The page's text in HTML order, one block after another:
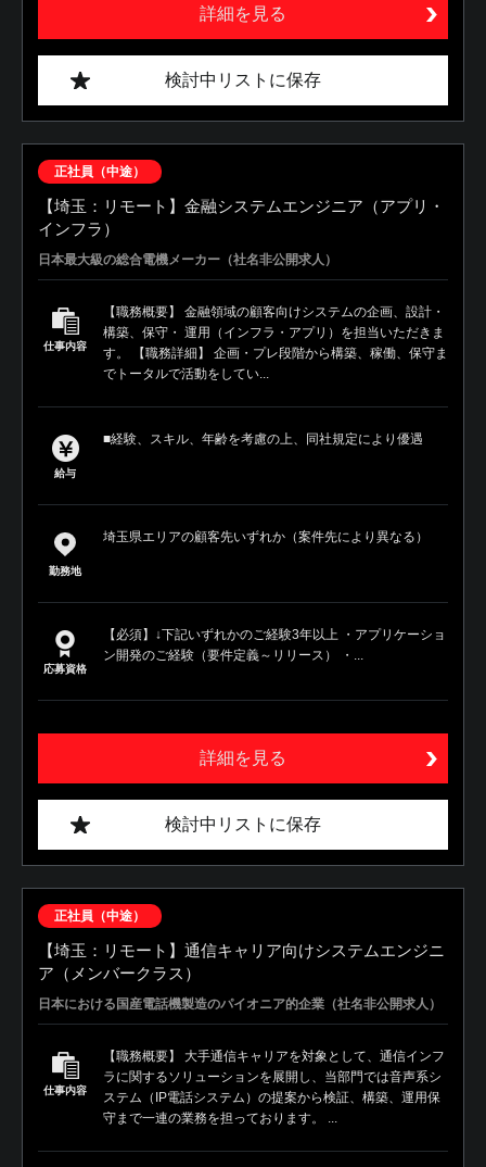
詳細を見る
検討中リストに保存
正社員（中途）
【埼玉：リモート】金融システムエンジニア（アプリ・
インフラ）
日本最大級の総合電機メーカー（社名非公開求人）
仕事内容
【職務概要】 金融領域の顧客向けシステムの企画、設計・
構築、保守・ 運用（インフラ・アプリ）を担当いただきま
す。 【職務詳細】 企画・プレ段階から構築、稼働、保守ま
でトータルで活動をしてい...
給与
■経験、スキル、年齢を考慮の上、同社規定により優遇
勤務地
埼玉県エリアの顧客先いずれか（案件先により異なる）
応募資格
【必須】↓下記いずれかのご経験3年以上 ・アプリケーショ
ン開発のご経験（要件定義～リリース） ・...
詳細を見る
検討中リストに保存
正社員（中途）
【埼玉：リモート】通信キャリア向けシステムエンジニ
ア（メンバークラス）
日本における国産電話機製造のパイオニア的企業（社名非公開求人）
仕事内容
【職務概要】 大手通信キャリアを対象として、通信インフ
ラに関するソリューションを展開し、当部門では音声系シ
ステム（IP電話システム）の提案から検証、構築、運用保
守まで一連の業務を担っております。 ...